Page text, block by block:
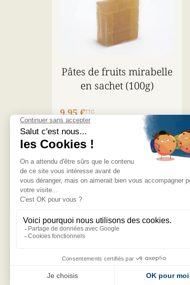
Pâtes de fruits mirabelle
en sachet (100g)
9,95 €TTC
LE MACARON
LA BERGAMOTE
LE CHOCOLAT
AUTRES SPÉCIALITÉS
NEWSLETTER
J’accepte de
promotionnels.